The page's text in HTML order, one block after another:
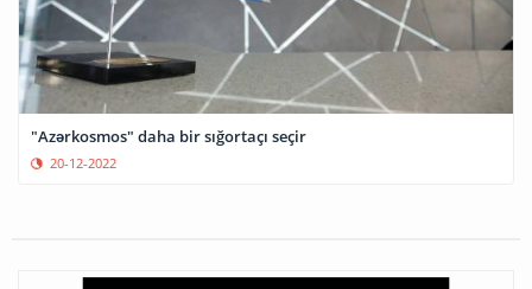
"Azərkosmos" daha bir sığortaçı seçir
20-12-2022